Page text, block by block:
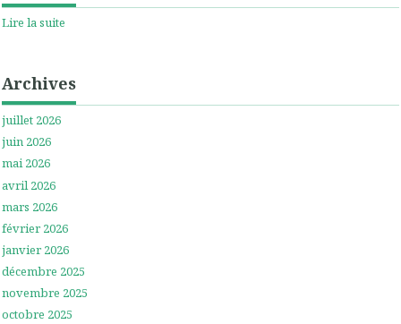
Lire la suite
Archives
juillet 2026
juin 2026
mai 2026
avril 2026
mars 2026
février 2026
janvier 2026
décembre 2025
novembre 2025
octobre 2025